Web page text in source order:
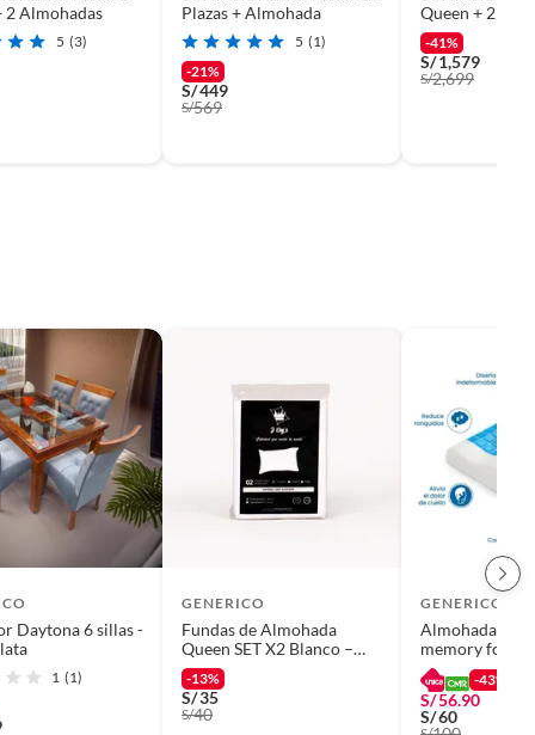
2 Almohadas
5 (3)
Plazas + Almohada
5 (1)
-21%
S/449
S/569
Queen + 2
Protector
-41%
S/1,579
S/2,699
Daytona 6 sillas -
1 (1)
GENERICO
Fundas de Almohada
Queen SET X2 Blanco –
180 Hilos
-13%
S/35
S/40
GENERICO
Almohada
memory foam
-43%
S/56.90
S/60